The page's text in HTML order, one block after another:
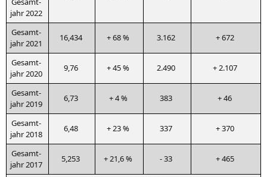
jahr 2022
Gesamt­
jahr 2021
16,434 + 68 % 3.162 + 672
Gesamt­
jahr 2020
9,76 + 45 % 2.490 + 2.107
Gesamt­
jahr 2019
6,73 + 4 % 383 + 46
Gesamt­
jahr 2018
6,48 + 23 % 337 + 370
Gesamt­
jahr 2017
5,253 + 21,6 % - 33 + 465